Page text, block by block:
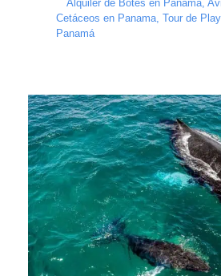
Alquiler de Botes en Panama
Cetáceos en Panama Tour de
Panamá